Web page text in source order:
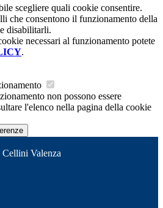
scegliere quali cookie consentire.
che consentono il funzionamento della
disabilitarli.
necessari al funzionamento potete
.
non possono essere
l'elenco nella pagina della cookie
Valenza